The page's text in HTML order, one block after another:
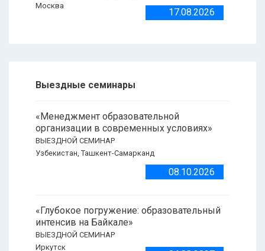
Москва
17.08.2026
Выездные семинары
«Менеджмент образовательной
организации в современных условиях»
ВЫЕЗДНОЙ СЕМИНАР
Узбекистан, Ташкент-Самарканд
08.10.2026
«Глубокое погружение: образовательный
интенсив на Байкале»
ВЫЕЗДНОЙ СЕМИНАР
Иркутск